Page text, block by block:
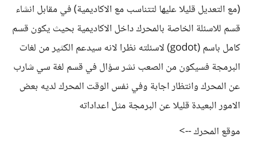
(مع التعديل قليلا عليها لتتناسب مع الاكاديمية) في مقابل انشاء
قسم للاسئلة الخاصة بالمحرك داخل الاكاديمية بحيث يكون قسم
كامل باسم (godot) لاسئلته نظرا لانه سيدعم الكثير من لغات
البرمجة فسيكون من الصعب نشر سؤال في قسم لغة سي شارب
عن المحرك وانتظار اجابة وفي نفس الوقت المحرك لديه بعض
الامور البعيدة قليلا عن البرمجة مثل اعداداته
موقع المحرك -->